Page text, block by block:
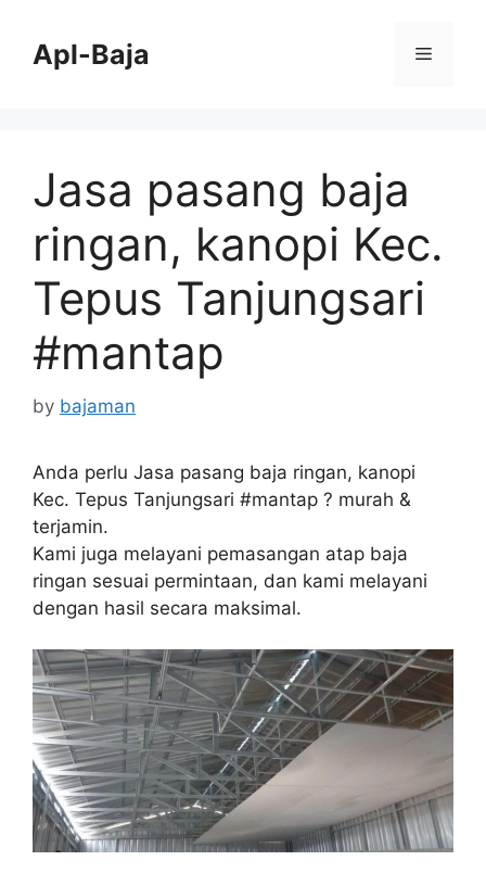
contentApl-Baja Menu
Jasa pasang baja
ringan, kanopi Kec.
Tepus Tanjungsari
#mantap
by bajaman
Anda perlu Jasa pasang baja ringan, kanopi
Kec. Tepus Tanjungsari #mantap ? murah &
terjamin.
Kami juga melayani pemasangan atap baja
ringan sesuai permintaan, dan kami melayani
dengan hasil secara maksimal.